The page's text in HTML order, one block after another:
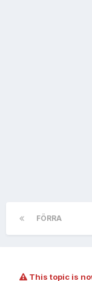
FÖRRA
This topic is